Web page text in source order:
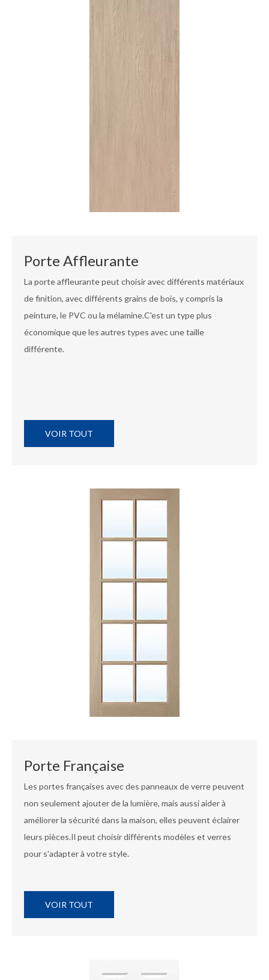
Porte Affleurante
La porte affleurante peut choisir avec différents matériaux
de finition, avec différents grains de bois, y compris la
peinture, le PVC ou la mélamine.C'est un type plus
économique que les autres types avec une taille
différente.
VOIR TOUT
Porte Française
Les portes françaises avec des panneaux de verre peuvent
non seulement ajouter de la lumière, mais aussi aider à
améliorer la sécurité dans la maison, elles peuvent éclairer
leurs pièces.Il peut choisir différents modèles et verres
pour s'adapter à votre style.
VOIR TOUT